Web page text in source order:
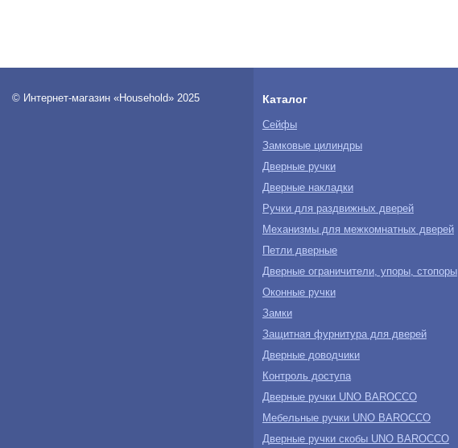
© Интернет-магазин «Household» 2025 Каталог
Сейфы
Замковые цилиндры
Дверные ручки
Дверные накладки
Ручки для раздвижных дверей
Механизмы для межкомнатных дверей
Петли дверные
Дверные ограничители, упоры, стопоры
Оконные ручки
Замки
Защитная фурнитура для дверей
Дверные доводчики
Контроль доступа
Дверные ручки UNO BAROCCO
Мебельные ручки UNO BAROCCO
Дверные ручки скобы UNO BAROCCO